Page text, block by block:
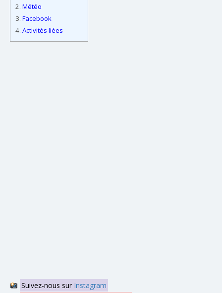
2. Météo
3. Facebook
4. Activités liées
Suivez-nous sur Instagram